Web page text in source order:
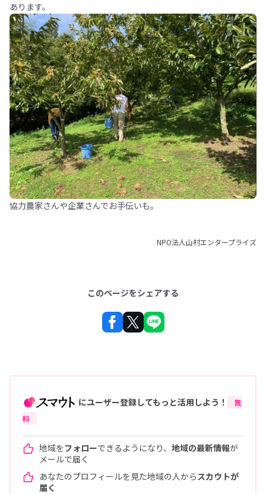
あります。
協力農家さんや企業さんでお手伝いも。
NPO法人山村エンタープライズ
このページをシェアする
にユーザー登録してもっと活用しよう！
無
料
地域をフォローできるようになり、 地域の最新情報が
メールで届く
あなたのプロフィールを見た地域の人から スカウトが
届く